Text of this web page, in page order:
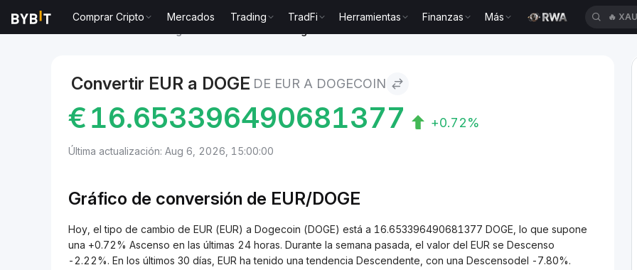
Comprar Cripto Mercados Trading TradFi Herramientas Finanzas Más 🔥
Convertir EUR a DOGE DE EUR A DOGECOIN
€16.653396490681377 +0.72%
Última actualización: Aug 6, 2026, 15:00:00
Gráfico de conversión de EUR/DOGE
Hoy, el tipo de cambio de EUR (EUR) a Dogecoin (DOGE) está a 16.653396490681377 DOGE, lo que supone
una +0.72% Ascenso en las últimas 24 horas. Durante la semana pasada, el valor del EUR se Descenso
-2.22%. En los últimos 30 días, EUR ha tenido una tendencia Descendente, con una Descensodel -7.80%.